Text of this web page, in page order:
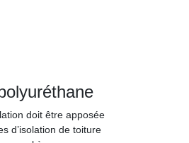
doit être apposée
d’isolation de toiture